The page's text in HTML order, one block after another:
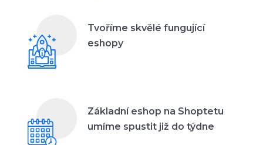
Tvoříme skvělé fungující
eshopy
Základní eshop na Shoptetu
umíme spustit již do týdne